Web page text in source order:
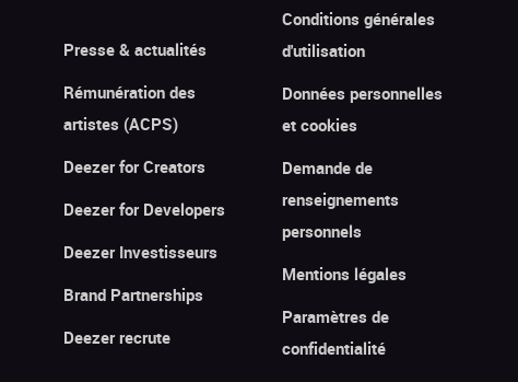
Presse & actualités
Rémunération des
artistes (ACPS)
Deezer for Creators
Deezer for Developers
Deezer Investisseurs
Brand Partnerships
Deezer recrute
Conditions générales
d'utilisation
Données personnelles
et cookies
Demande de
renseignements
personnels
Mentions légales
Paramètres de
confidentialité